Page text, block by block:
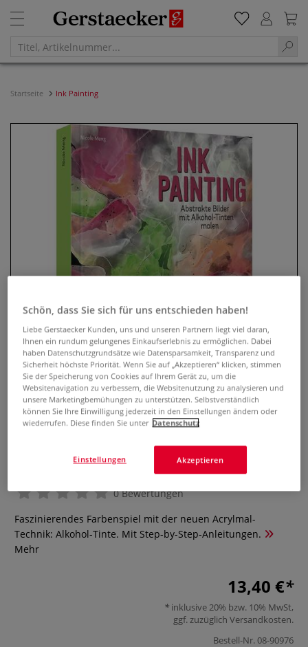
Startseite Ink Painting
Ink Painting
0 Bewertungen
Faszinierendes Farbenspiel mit der neuen Acrylmal-
Technik: Alkohol-Tinte. Mit Step-by-Step-Anleitungen.
Mehr
13,40 €
inklusive 20% bzw. 10% MwSt,
ggf. zuzüglich Versandkosten.
Bestell-Nr.08-90976
Schön, dass Sie sich für uns entschieden haben!
Liebe Gerstaecker Kunden, uns und unseren Partnern liegt viel daran,
Ihnen ein rundum gelungenes Einkaufserlebnis zu ermöglichen. Dabei
haben Datenschutzgrundsätze wie Datensparsamkeit, Transparenz und
Sicherheit höchste Priorität. Wenn Sie auf „Akzeptieren“ klicken, stimmen
Sie der Speicherung von Cookies auf Ihrem Gerät zu, um die
Websitenavigation zu verbessern, die Websitenutzung zu analysieren und
unsere Marketingbemühungen zu unterstützen. Selbstverständlich
können Sie Ihre Einwilligung jederzeit in den Einstellungen ändern oder
wiederrufen. Diese finden Sie unter Datenschutz
Akzeptieren
Einstellungen